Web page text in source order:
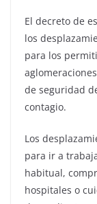
El decreto de
los
para los
de seguridad
contagio.
Los
para ir a
habitual,
hospitales o